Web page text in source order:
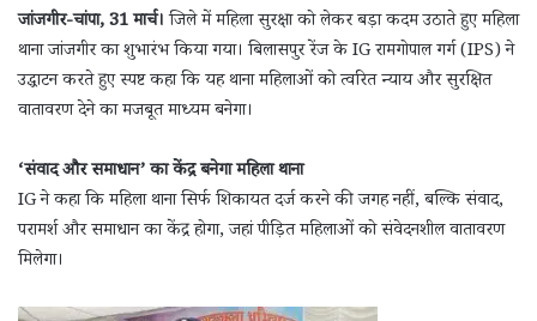
जांजगीर-चांपा, 31 मार्च।जिले में महिला सुरक्षा को लेकर बड़ा कदम उठाते हुए महिला
थाना जांजगीर का शुभारंभ किया गया। बिलासपुर रेंज के IG रामगोपाल गर्ग (IPS) ने
उद्घाटन करते हुए स्पष्ट कहा कि यह थाना महिलाओं को त्वरित न्याय और सुरक्षित
वातावरण देने का मजबूत माध्यम बनेगा।
‘संवाद और समाधान’ का केंद्र बनेगा महिला थाना
IG ने कहा कि महिला थाना सिर्फ शिकायत दर्ज करने की जगह नहीं, बल्कि संवाद,
परामर्श और समाधान का केंद्र होगा, जहां पीड़ित महिलाओं को संवेदनशील वातावरण
मिलेगा।